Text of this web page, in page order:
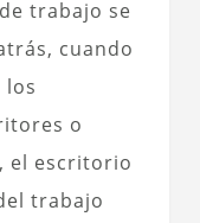
trabajo se
cuando
los
o
el escritorio
trabajo